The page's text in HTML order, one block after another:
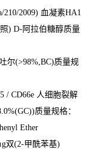
210/2009) 血凝素HA1
) D-阿拉伯糖醇质量
尔(>98%,BC)质量规
/ CD66e 人细胞裂解
质量规格：
Ether
g双(2-甲酰苯基)